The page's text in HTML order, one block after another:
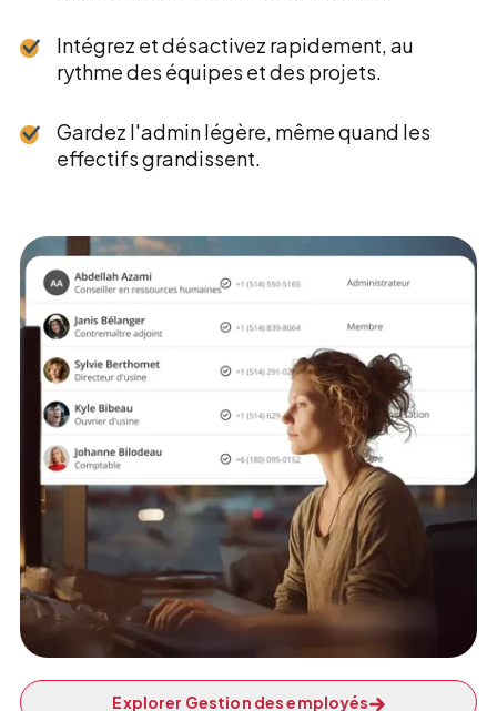
Intégrez et désactivez rapidement, au
rythme des équipes et des projets.
Gardez l'admin légère, même quand les
effectifs grandissent.
Explorer Gestion des employés